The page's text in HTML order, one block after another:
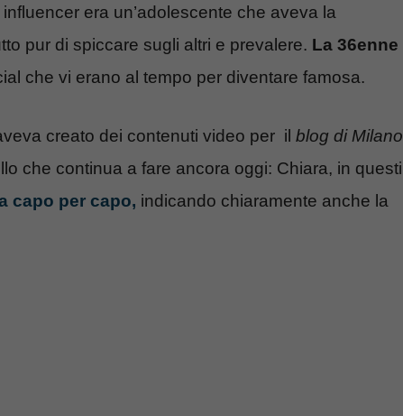
era un’adolescente che aveva la
pur di spiccare sugli altri e prevalere. La 36enne
che vi erano al tempo per diventare famosa.
creato dei contenuti video per il blog di Milano
che continua a fare ancora oggi: Chiara, in questi
capo per capo, indicando chiaramente anche la